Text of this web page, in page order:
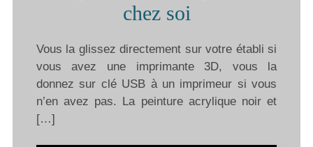
chez soi
Vous la glissez directement sur votre établi si
vous avez une imprimante 3D, vous la
donnez sur clé USB à un imprimeur si vous
n’en avez pas. La peinture acrylique noir et
[…]